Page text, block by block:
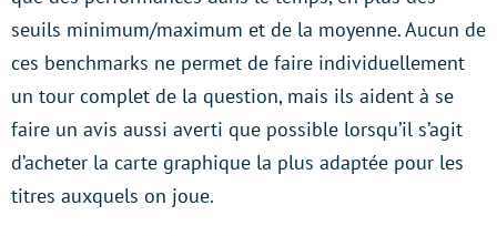
seuils minimum/maximum et de la moyenne. Aucun de
ces benchmarks ne permet de faire individuellement
un tour complet de la question, mais ils aident à se
faire un avis aussi averti que possible lorsqu’il s’agit
d’acheter la carte graphique la plus adaptée pour les
titres auxquels on joue.